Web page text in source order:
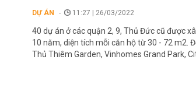
DỰ ÁN 11:27 | 26/03/2022
40 dự án ở các quận 2, 9, Thủ Đức cũ được
10 năm, diện tích mỗi căn hộ từ 30 - 72 m2.
Thủ Thiêm Garden, Vinhomes Grand Park,